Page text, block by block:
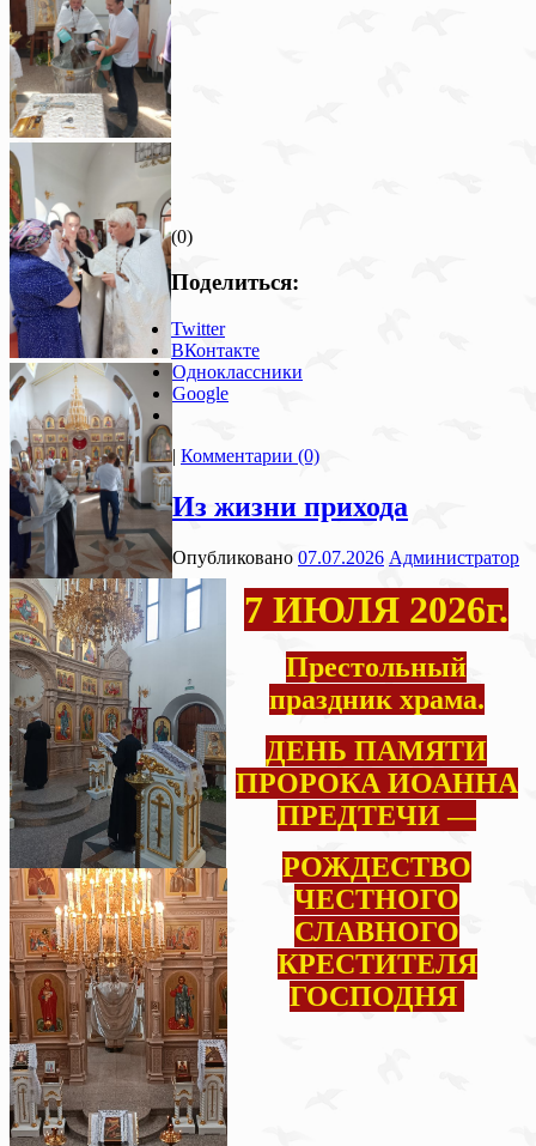
(0)
Поделиться:
Twitter
ВКонтакте
Одноклассники
Google
| Комментарии (0)
Из жизни прихода
Опубликовано 07.07.2026 Администратор
7 ИЮЛЯ 2026г.
Престольный
праздник храма.
ДЕНЬ ПАМЯТИ
ПРОРОКА ИОАННА
ПРЕДТЕЧИ —
РОЖДЕСТВО
ЧЕСТНОГО
СЛАВНОГО
КРЕСТИТЕЛЯ
ГОСПОДНЯ